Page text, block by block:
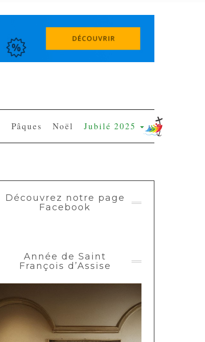
Pâques Noël Jubilé 2025
Découvrez notre page
Facebook
Année de Saint
François d’Assise